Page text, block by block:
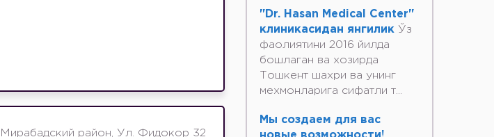
Мирабадский район, Ул. Фидокор 32
"Dr. Hasan Medical Center"
клиникасидан янгилик Ўз
фаолиятини 2016 йилда
бошлаган ва хозирда
Тошкент шахри ва унинг
мехмонларига сифатли т...
Мы создаем для вас